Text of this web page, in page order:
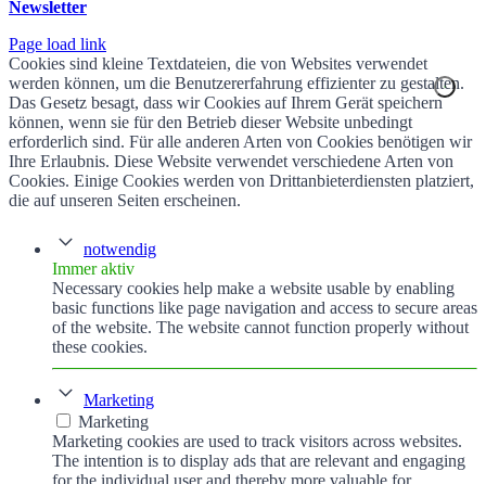
Newsletter
Page load link
Cookies sind kleine Textdateien, die von Websites verwendet
werden können, um die Benutzererfahrung effizienter zu gestalten.
Das Gesetz besagt, dass wir Cookies auf Ihrem Gerät speichern
können, wenn sie für den Betrieb dieser Website unbedingt
erforderlich sind. Für alle anderen Arten von Cookies benötigen wir
Ihre Erlaubnis. Diese Website verwendet verschiedene Arten von
Cookies. Einige Cookies werden von Drittanbieterdiensten platziert,
die auf unseren Seiten erscheinen.
notwendig
Immer aktiv
Necessary cookies help make a website usable by enabling
basic functions like page navigation and access to secure areas
of the website. The website cannot function properly without
these cookies.
Marketing
Marketing
Marketing cookies are used to track visitors across websites.
The intention is to display ads that are relevant and engaging